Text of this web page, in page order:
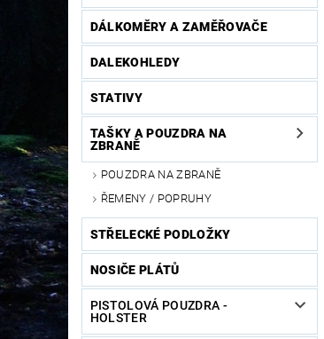
DÁLKOMĚRY A ZAMĚŘOVAČE
DALEKOHLEDY
STATIVY
TAŠKY A POUZDRA NA
ZBRANĚ
POUZDRA NA ZBRANĚ
ŘEMENY / POPRUHY
STŘELECKÉ PODLOŽKY
NOSIČE PLÁTŮ
PISTOLOVÁ POUZDRA -
HOLSTER